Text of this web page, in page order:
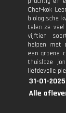
Chef-kok
biologische
telen ze
vijftien
helpen met
een groene
thuisloze
liefdevolle
31-01-
Alle